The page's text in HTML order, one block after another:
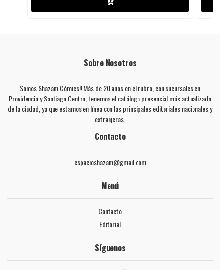
Sobre Nosotros
Somos Shazam Cómics!! Más de 20 años en el rubro, con sucursales en
Providencia y Santiago Centro, tenemos el catálogo presencial más actualizado
de la ciudad, ya que estamos en línea con las principales editoriales nacionales y
extranjeras.
Contacto
espacioshazam@gmail.com
Menú
Contacto
Editorial
Síguenos